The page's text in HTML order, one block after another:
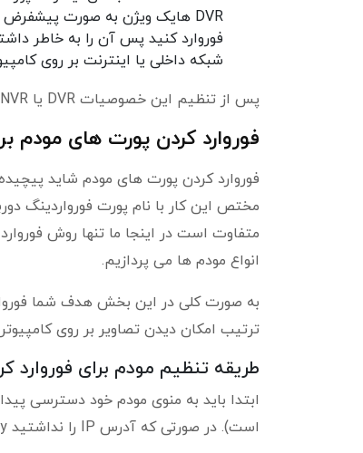
فوروارد کنید پس آن را به خاطر
شبکه داخلی یا اینترنت بر روی
پس از تنظیم این خصوصیات DVR یا NVR شما آماده اتصال به شبکه است و باید سراغ قسمت بعدی انتقال تصویر برویم.
فوروارد کردن پورت های مودم
فوروارد کردن پورت های مودم شاید
مختص این کار با نام پورت فورواردینگ
متفاوت است در اینجا ما تنها روش
انواع مودم ها می پردازیم.
ترتیب امکان دیدن تصاویر بر روی
طریقه تنظیم مودم برای فوروارد
است). در صورتی که آدرس IP را نداشتید Default Gateway را بر روی یکی از کامپیوترهای داخل شبکه چک کنید.